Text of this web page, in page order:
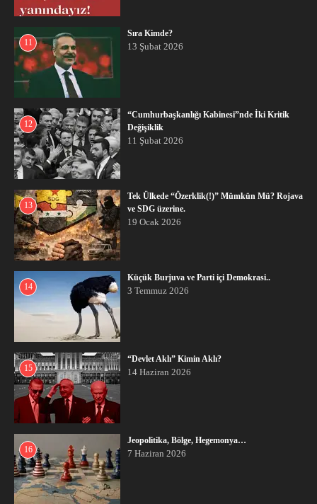
11
Sıra Kimde?
13 Şubat 2026
12
“Cumhurbaşkanlığı Kabinesi”nde İki Kritik
Değişiklik
11 Şubat 2026
13
Tek Ülkede “Özerklik(!)” Mümkün Mü? Rojava
ve SDG üzerine.
19 Ocak 2026
14
Küçük Burjuva ve Parti içi Demokrasi..
3 Temmuz 2026
15
“Devlet Aklı” Kimin Aklı?
14 Haziran 2026
16
Jeopolitika, Bölge, Hegemonya…
7 Haziran 2026